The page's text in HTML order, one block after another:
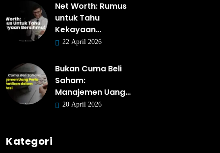
Net Worth: Rumus
untuk Tahu
Kekayaan…
22 April 2026
Bukan Cuma Beli
Saham:
Manajemen Uang…
20 April 2026
Kategori